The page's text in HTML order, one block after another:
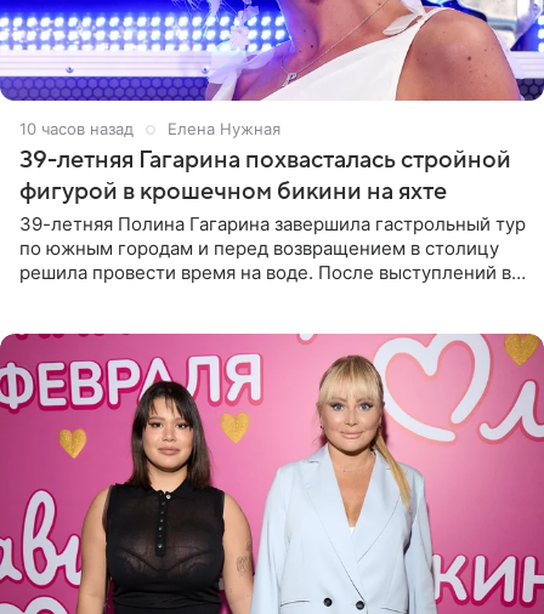
10 часов назад Елена Нужная
39-летняя Гагарина похвасталась стройной
фигурой в крошечном бикини на яхте
39-летняя Полина Гагарина завершила гастрольный тур
по южным городам и перед возвращением в столицу
решила провести время на воде. После выступлений в